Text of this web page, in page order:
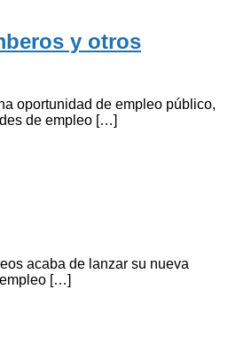
y otros
oportunidad de empleo público,
de empleo […]
acaba de lanzar su nueva
[…]